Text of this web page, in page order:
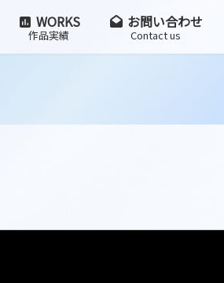
WORKS
作品実績
お問い合わせ
Contact us